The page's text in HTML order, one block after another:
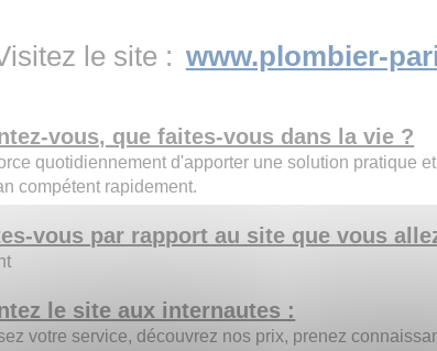
le site : www.plombier-
vous, que faites-vous dans la vie ?
quotidiennement d'apporter une solution pratique
compétent rapidement.
vous par rapport au site que vous
le site aux internautes :
votre service, découvrez nos prix, prenez